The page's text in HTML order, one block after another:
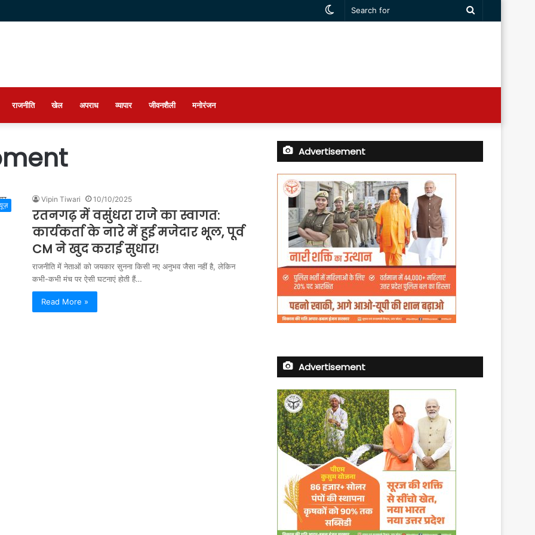
Search
Switch
राजनीति खेल अपराध व्यापार जीवनशैली मनोरंजन
Vipin Tiwari 10/10/2025
रतनगढ़ में वसुंधरा राजे का स्वागत:
कार्यकर्ता के नारे में हुई मजेदार भूल, पूर्व
CM ने खुद कराई सुधार!
राजनीति में नेताओं को जयकार सुनना किसी नए अनुभव जैसा नहीं है, लेकिन
कभी-कभी मंच पर ऐसी घटनाएं होती हैं…
Read More »
Advertisement
Advertisement